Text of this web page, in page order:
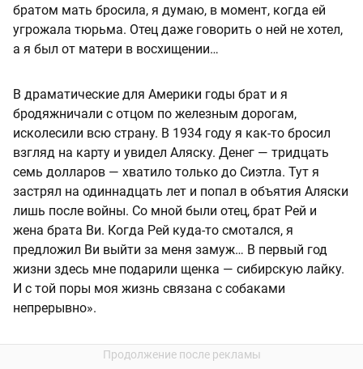
братом мать бросила, я думаю, в момент, когда ей
угрожала тюрьма. Отец даже говорить о ней не хотел,
а я был от матери в восхищении…
В драматические для Америки годы брат и я
бродяжничали с отцом по железным дорогам,
исколесили всю страну. В 1934 году я как-то бросил
взгляд на карту и увидел Аляску. Денег — тридцать
семь долларов — хватило только до Сиэтла. Тут я
застрял на одиннадцать лет и попал в объятия Аляски
лишь после войны. Со мной были отец, брат Рей и
жена брата Ви. Когда Рей куда-то смотался, я
предложил Ви выйти за меня замуж… В первый год
жизни здесь мне подарили щенка — сибирскую лайку.
И с той поры моя жизнь связана с собаками
непрерывно».